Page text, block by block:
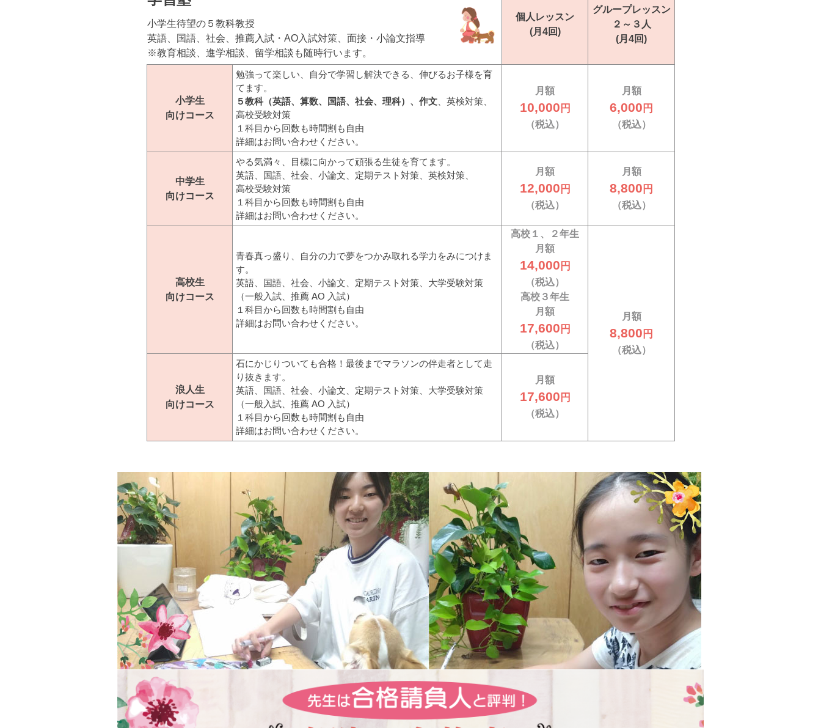
小学生待望の５教科教授
英語、国語、社会、推薦入試・AO入試対策、面接・小論文指導
※教育相談、進学相談、留学相談も随時行います。
個人 レッスン
(月4回)
グループレッスン
２～３人
(月4回)
小学生
向けコース
勉強って楽しい、自分で学習し解決できる、伸びるお子様を育
てます。
５教科（英語、算数、国語、社会、理科）、作文 、英検対策、
高校受験対策
１科目から回数も時間割も自由
詳細はお問い合わせください。
月額
10,000 円
（税込）
月額
6,000 円
（税込）
中学生
向けコース
やる気満々、目標に向かって頑張る生徒を育てます。
英語、国語、社会、小論文、定期テスト対策、英検対策、
高校受験対策
１科目から回数も時間割も自由
詳細はお問い合わせください。
月額
12,000 円
（税込）
月額
8,800 円
（税込）
高校生
向けコース
青春真っ盛り、自分の力で夢をつかみ取れる学力をみにつけま
す。
英語、国語、社会、小論文、定期テスト対策、大学受験対策
（一般入試、推薦 AO 入試）
１科目から回数も時間割も自由
詳細はお問い合わせください。
高校１、２年生
月額
14,000 円
（税込）
高校３年生
月額
17,600 円
（税込）
月額
8,800 円
（税込）
浪人生
向けコース
石にかじりついても合格！最後までマラソンの伴走者として走
り抜きます。
英語、国語、社会、小論文、定期テスト対策、大学受験対策
（一般入試、推薦 AO 入試）
１科目から回数も時間割も自由
詳細はお問い合わせください。
月額
17,600 円
（税込）